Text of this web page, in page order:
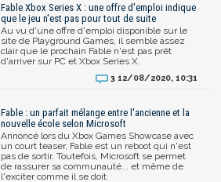
Fable Xbox Series X : une offre d'emploi indique
que le jeu n'est pas pour tout de suite
Au vu d'une offre d'emploi disponible sur le
site de Playground Games, il semble assez
clair que le prochain Fable n'est pas prêt
d'arriver sur PC et Xbox Series X.
3 12/08/2020, 10:31
Fable : un parfait mélange entre l'ancienne et la
nouvelle école selon Microsoft
Annoncé lors du Xbox Games Showcase avec
un court teaser, Fable est un reboot qui n'est
pas de sortir. Toutefois, Microsoft se permet
de rassurer sa communauté... et même de
l'exciter comme il se doit.